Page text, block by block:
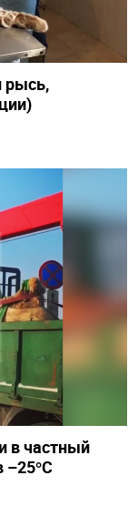
рысь,
в частный
–25°C